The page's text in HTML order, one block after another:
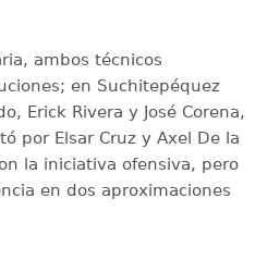
ambos técnicos
en Suchitepéquez
Erick Rivera y José Corena,
por Elsar Cruz y Axel De la
la iniciativa ofensiva, pero
en dos aproximaciones